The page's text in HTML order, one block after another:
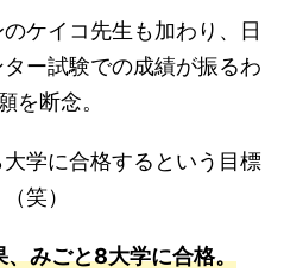
ケイコ先生も加わり、日
ー試験での成績が振るわ
を断念。
学に合格するという目標
笑）
みごと8大学に合格。